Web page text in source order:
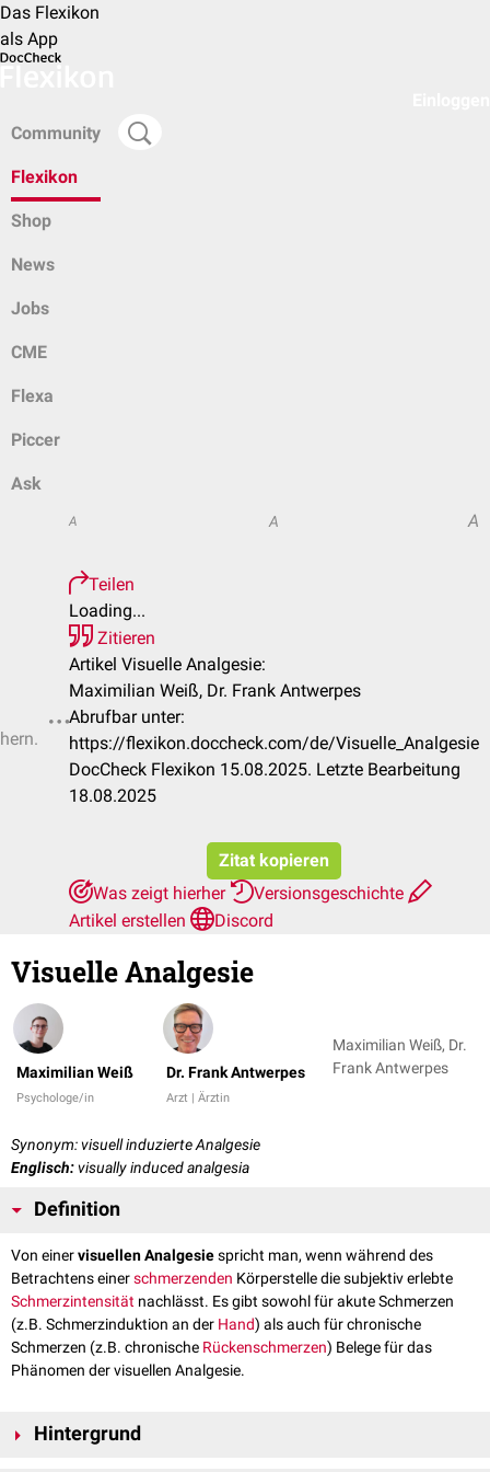
Das Flexikon
als App
Community
Flexikon
Shop
News
Jobs
CME
Flexa
Piccer
Ask
A A A
Teilen
Loading...
Zitieren
Artikel Visuelle Analgesie:
Maximilian Weiß, Dr. Frank Antwerpes
Abrufbar unter:
https://flexikon.doccheck.com/de/Visuelle_Analgesie
DocCheck Flexikon 15.08.2025. Letzte Bearbeitung
18.08.2025
Zitat kopieren
Was zeigt hierher
Versionsgeschichte
Artikel erstellen
Discord
Visuelle Analgesie
Maximilian Weiß
Psychologe/in
Dr. Frank Antwerpes
Arzt | Ärztin
Maximilian Weiß, Dr.
Frank Antwerpes
Synonym: visuell induzierte Analgesie
Englisch: visually induced analgesia
Definition
Von einervisuellen Analgesiespricht man, wenn während des
Betrachtens einerschmerzenden Körperstelle die subjektiv erlebte
Schmerzintensität nachlässt. Es gibt sowohl für akute Schmerzen
(z.B. Schmerzinduktion an der Hand) als auch für chronische
Schmerzen (z.B. chronische Rückenschmerzen) Belege für das
Phänomen der visuellen Analgesie.
Hintergrund